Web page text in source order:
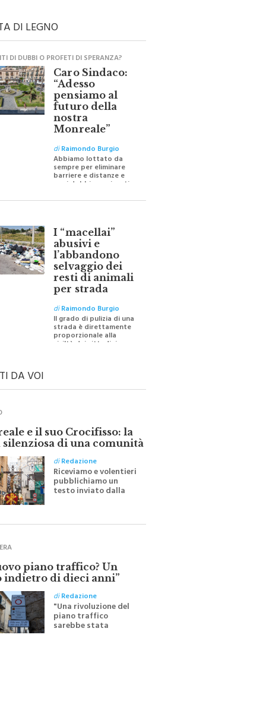
DI LEGNO
DI DUBBI O PROFETI DI SPERANZA?
Caro Sindaco:
“Adesso
pensiamo al
futuro della
nostra
Monreale”
diRaimondo Burgio
Abbiamo lottato da
sempre per eliminare
barriere e distanze e
per ricostruire certezze
I “macellai”
abusivi e
l’abbandono
selvaggio dei
resti di animali
per strada
diRaimondo Burgio
Il grado di pulizia di una
strada è direttamente
proporzionale alla
DA VOI
e il suo Crocifisso: la
silenziosa di una comunità
diRedazione
Riceviamo e volentieri
pubblichiamo un
testo inviato dalla
all'indomani della
piano traffico? Un
indietro di dieci anni”
diRedazione
"Una rivoluzione del
piano traffico
sarebbe stata